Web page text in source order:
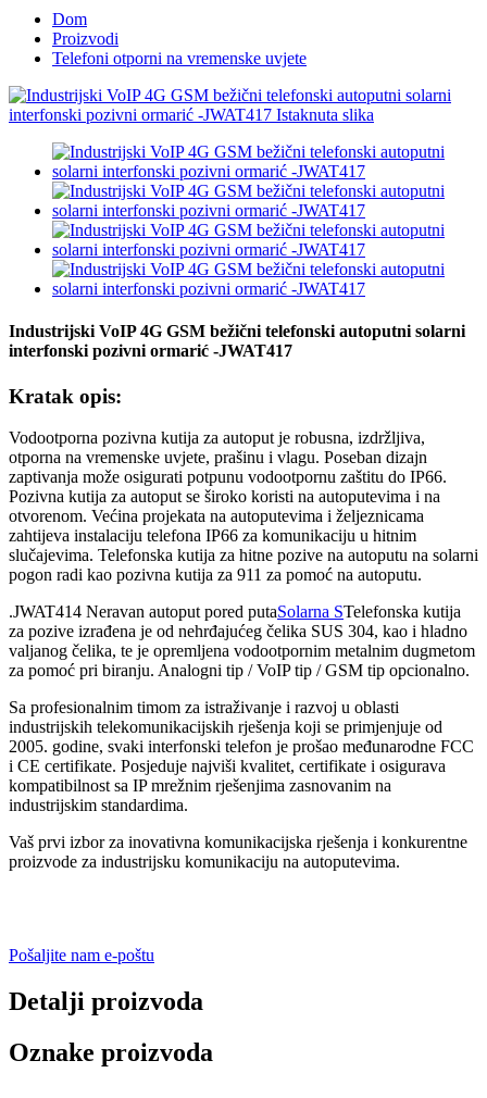
Dom
Proizvodi
Telefoni otporni na vremenske uvjete
Industrijski VoIP 4G GSM bežični telefonski autoputni solarni
interfonski pozivni ormarić -JWAT417
Kratak opis:
Vodootporna pozivna kutija za autoput je robusna, izdržljiva,
otporna na vremenske uvjete, prašinu i vlagu. Poseban dizajn
zaptivanja može osigurati potpunu vodootpornu zaštitu do IP66.
Pozivna kutija za autoput se široko koristi na autoputevima i na
otvorenom. Većina projekata na autoputevima i željeznicama
zahtijeva instalaciju telefona IP66 za komunikaciju u hitnim
slučajevima. Telefonska kutija za hitne pozive na autoputu na solarni
pogon radi kao pozivna kutija za 911 za pomoć na autoputu.
.JWAT414 Neravan autoput pored putaSolarna STelefonska kutija
za pozive izrađena je od nehrđajućeg čelika SUS 304, kao i hladno
valjanog čelika, te je opremljena vodootpornim metalnim dugmetom
za pomoć pri biranju. Analogni tip / VoIP tip / GSM tip opcionalno.
Sa profesionalnim timom za istraživanje i razvoj u oblasti
industrijskih telekomunikacijskih rješenja koji se primjenjuje od
2005. godine, svaki interfonski telefon je prošao međunarodne FCC
i CE certifikate. Posjeduje najviši kvalitet, certifikate i osigurava
kompatibilnost sa IP mrežnim rješenjima zasnovanim na
industrijskim standardima.
Vaš prvi izbor za inovativna komunikacijska rješenja i konkurentne
proizvode za industrijsku komunikaciju na autoputevima.
Pošaljite nam e-poštu
Detalji proizvoda
Oznake proizvoda